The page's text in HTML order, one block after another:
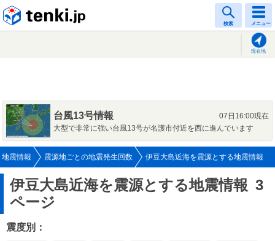
検索 メニュー
現在地
台風13号情報
07日16:00現在
大型で非常に強い台風13号が名護市付近を西に進んでいます
地震情報 震源地ごとの地震発生回数 伊豆大島近海を震源とする地震情報
伊豆大島近海を震源とする地震情報 3
ページ
震度別：